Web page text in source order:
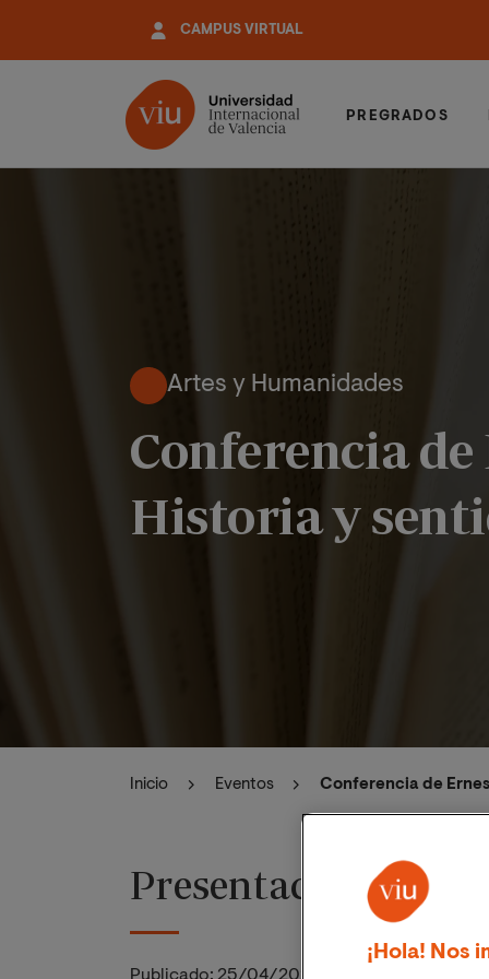
contenido
CAMPUS VIRTUAL
PREGRADOS
Artes y Humanidades
Conferencia de
Historia y
Inicio Eventos Conferencia de
Presentación
Publicado: 25/04/2023
¡Hola! Nos